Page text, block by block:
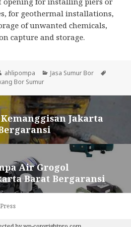
for geothermal installations,
of unwanted chemicals,
capture and storage.
Author
ahlipompa Categories
Jasa Sumur Bor
Bor Sumur
Jakarta
Air Grogol
Barat Bergaransi